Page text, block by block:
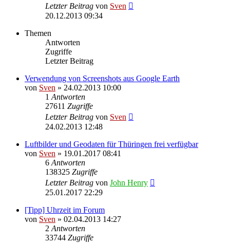
Letzter Beitrag von Sven
20.12.2013 09:34
Themen
Antworten
Zugriffe
Letzter Beitrag
Verwendung von Screenshots aus Google Earth
von Sven » 24.02.2013 10:00
1 Antworten
27611 Zugriffe
Letzter Beitrag von Sven
24.02.2013 12:48
Luftbilder und Geodaten für Thüringen frei verfügbar
von Sven » 19.01.2017 08:41
6 Antworten
138325 Zugriffe
Letzter Beitrag von John Henry
25.01.2017 22:29
[Tipp] Uhrzeit im Forum
von Sven » 02.04.2013 14:27
2 Antworten
33744 Zugriffe